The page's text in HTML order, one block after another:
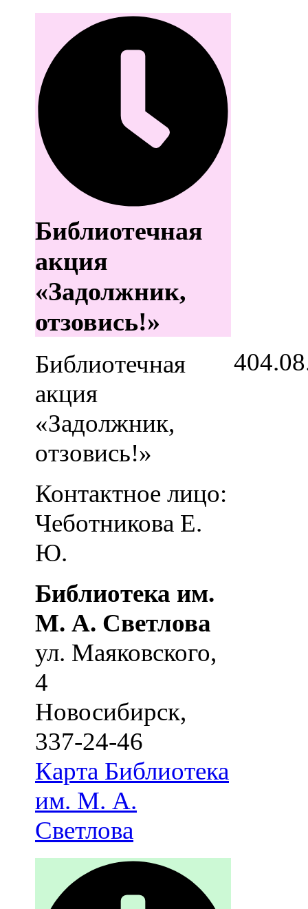
Библиотечная
акция
«Задолжник,
отзовись!»
Библиотечная
акция
«Задолжник,
отзовись!»
Контактное лицо:
Чеботникова Е.
Ю.
Библиотека им.
М. А. Светлова
ул. Маяковского,
4
Новосибирск,
337-24-46
Карта Библиотека
им. М. А.
Светлова
4